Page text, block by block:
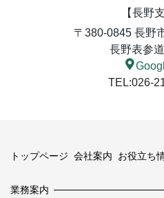
【長野
〒380-0845 長野
長野表参
TEL:026-
トップページ 会社案内 お役立ち
業務案内